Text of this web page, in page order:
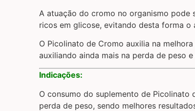
A atuação do cromo no organismo pode
ricos em glicose, evitando desta forma
O Picolinato de Cromo auxilia na
auxiliando ainda mais na perda de peso
Indicações:
O consumo do suplemento de Picolinato
perda de peso, sendo melhores